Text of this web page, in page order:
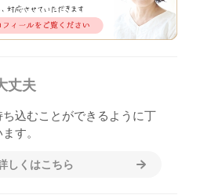
丈夫
込むことができるように丁
す。
しくはこちら